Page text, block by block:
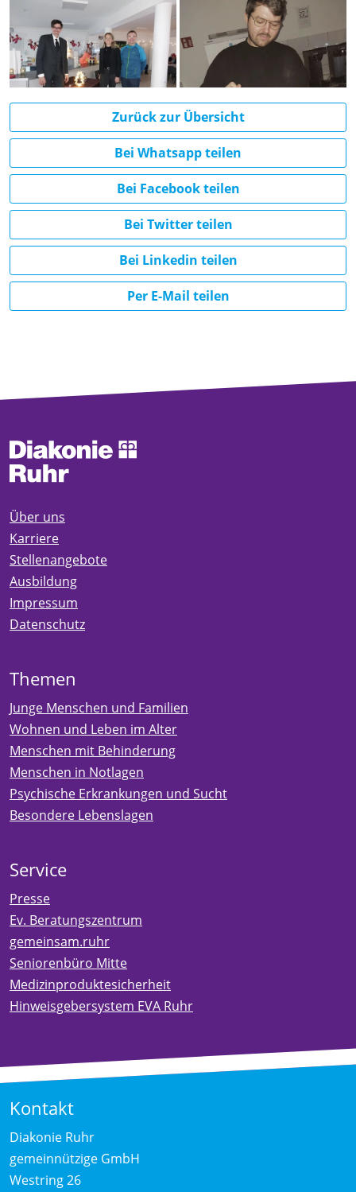
Zurück zur Übersicht
Bei Whatsapp teilen
Bei Facebook teilen
Bei Twitter teilen
Bei Linkedin teilen
Per E-Mail teilen
Über uns
Karriere
Stellenangebote
Ausbildung
Impressum
Datenschutz
Themen
Junge Menschen und Familien
Wohnen und Leben im Alter
Menschen mit Behinderung
Menschen in Notlagen
Psychische Erkrankungen und Sucht
Besondere Lebenslagen
Service
Presse
Ev. Beratungszentrum
gemeinsam.ruhr
Seniorenbüro Mitte
Medizinproduktesicherheit
Hinweisgebersystem EVA Ruhr
Kontakt
Diakonie Ruhr
gemeinnützige GmbH
Westring 26